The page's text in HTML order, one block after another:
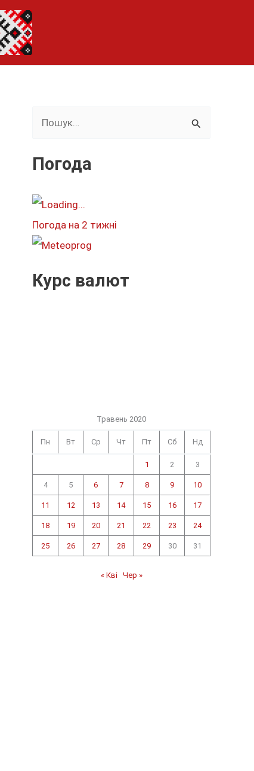
к
т
:
Погода
Погода на 2 тижні
Курс валют
Травень 2020
Пн Вт Ср Чт Пт Сб Нд
1 2 3
4 5 6 7 8 9 10
11 12 13 14 15 16 17
18 19 20 21 22 23 24
25 26 27 28 29 30 31
« Кві Чер »